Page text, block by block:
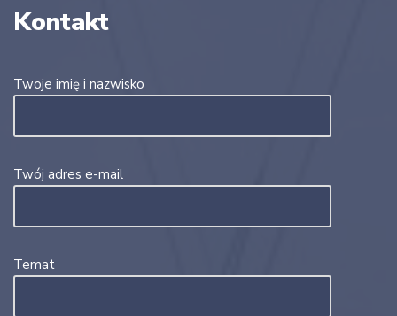
Kontakt
Twoje imię i nazwisko
Twój adres e-mail
Temat